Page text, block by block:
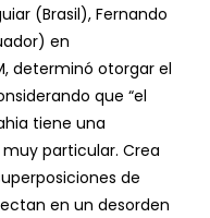
(Brasil), Fernando
en
determinó otorgar el
que “el
tiene una
particular. Crea
de
en un desorden